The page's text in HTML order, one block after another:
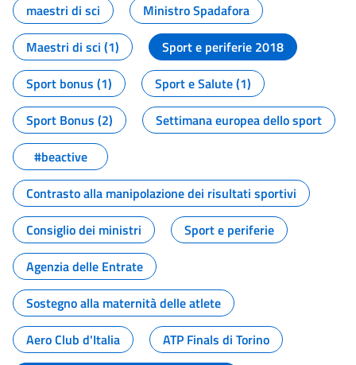
maestri di sci
Ministro Spadafora
Maestri di sci (1)
Sport e periferie 2018
Sport bonus (1)
Sport e Salute (1)
Sport Bonus (2)
Settimana europea dello sport
#beactive
Contrasto alla manipolazione dei risultati sportivi
Consiglio dei ministri
Sport e periferie
Agenzia delle Entrate
Sostegno alla maternità delle atlete
Aero Club d'Italia
ATP Finals di Torino